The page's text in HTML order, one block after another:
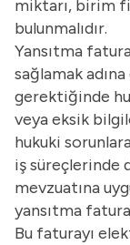
miktarı, birim
bulunmalıdır.
Yansıtma
sağlamak
gerektiğinde
veya eksik
hukuki
iş süreçlerinde
mevzuatına
yansıtma
Bu faturayı